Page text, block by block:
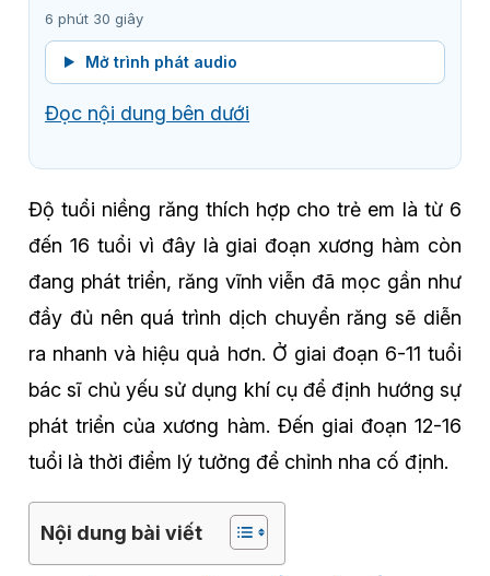
6 phút 30 giây
Mở trình phát audio
Đọc nội dung bên dưới
Độ tuổi niềng răng thích hợp cho trẻ em là từ 6
đến 16 tuổi vì đây là giai đoạn xương hàm còn
đang phát triển, răng vĩnh viễn đã mọc gần như
đầy đủ nên quá trình dịch chuyển răng sẽ diễn
ra nhanh và hiệu quả hơn. Ở giai đoạn 6-11 tuổi
bác sĩ chủ yếu sử dụng khí cụ để định hướng sự
phát triển của xương hàm. Đến giai đoạn 12-16
tuổi là thời điểm lý tưởng để chỉnh nha cố định.
Nội dung bài viết